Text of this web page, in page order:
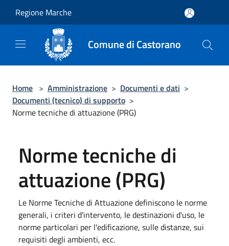
Regione Marche
Comune di Castorano
Home > Amministrazione > Documenti e dati >
Documenti (tecnico) di supporto >
Norme tecniche di attuazione (PRG)
Norme tecniche di
attuazione (PRG)
Le Norme Tecniche di Attuazione definiscono le norme
generali, i criteri d'intervento, le destinazioni d'uso, le
norme particolari per l'edificazione, sulle distanze, sui
requisiti degli ambienti, ecc.